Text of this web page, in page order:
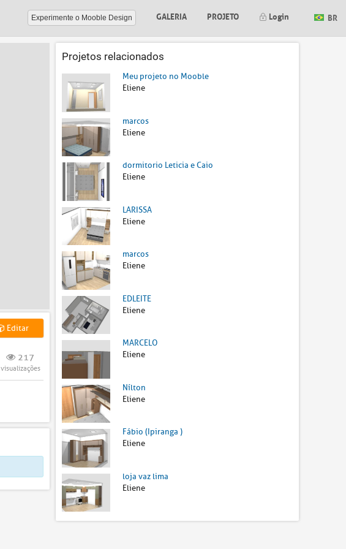
Experimente o Mooble Design GALERIA PROJETO Login BR
Editar
217
visualizações
Projetos relacionados
Meu projeto no Mooble
Eliene
marcos
Eliene
dormitorio Leticia e Caio
Eliene
LARISSA
Eliene
marcos
Eliene
EDLEITE
Eliene
MARCELO
Eliene
Nílton
Eliene
Fábio (Ipiranga )
Eliene
loja vaz lima
Eliene